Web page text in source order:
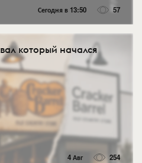
Сегодня в 13:50 57
который начался
4 Авг 254